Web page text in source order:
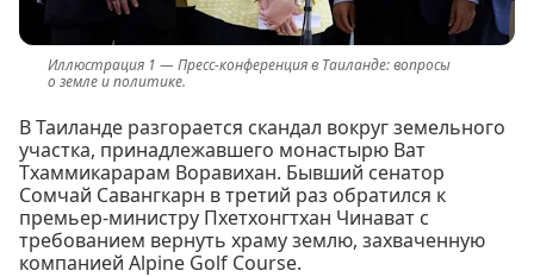
Пресс-конференция в Таиланде: вопросы
о земле и политике.
В Таиланде разгорается скандал вокруг земельного
участка, принадлежавшего монастырю Ват
Тхаммикарарам Воравихан. Бывший сенатор
Сомчай Савангкарн в третий раз обратился к
премьер-министру Пхетхонгтхан Чинават с
требованием вернуть храму землю, захваченную
компанией Alpine Golf Course.